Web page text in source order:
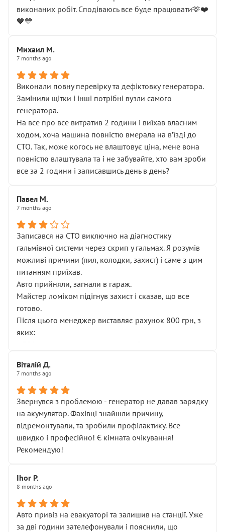
виконаних робіт. Сподіваюсь все буде працювати🫶❤️
💙💛
Михаил М.
7 months ago
Виконали повну перевірку та дефіктовку генератора.
Замінили щітки і інші потрібні вузли самого
генератора.
На все про все витратив 2 години і виїхав власним
ходом, хоча машина повністю вмерала на вʼїзді до
СТО. Так, може когось не влаштовує ціна, мене вона
повністю влаштувала та і не забувайте, хто вам зроби
все за 2 години і записавшись день в день?
Павел М.
7 months ago
Записався на СТО виключно на діагностику
гальмівної системи через скрип у гальмах. Я розумів
можливі причини (пил, колодки, захист) і саме з цим
питанням приїхав.
Авто прийняли, загнали в гараж.
Майстер ломіком підігнув захист і сказав, що все
готово.
Після цього менеджер виставляє рахунок 800 грн, з
яких:
• 300 грн — діагностика гальмівної системи
НЕ погоджував
послуга. Тим більше, я був поруч і жодної реальної
діагностики ходової не проводилось. Після
зауваження гроші за цю “послугу” повернули, що
лише підтвердило мою правоту.
Але головне — я виїжджаю з боксу, і скрип у гальмах
залишився таким самим, як і був. Тобто оплачена
Далі ситуація тільки погіршилась:
• сказали, що тепер “потрібно знімати колеса”
• що біля авто стояти вже не можна
• почали озвучувати купу додаткових робіт без
чіткого пояснення
Віталій Д.
7 months ago
Звернувся з проблемою - генератор не давав зарядку
на акумулятор. Фахівці знайшли причину,
відремонтували, та зробили профілактику. Все
швидко і професійно! Є кімната очікування!
Рекомендую!
Ihor P.
8 months ago
Авто привіз на евакуаторі та залишив на станції. Уже
за дві години зателефонували і пояснили, що